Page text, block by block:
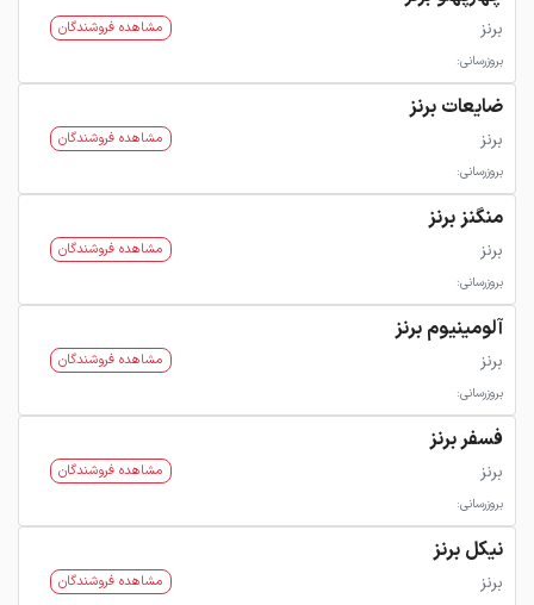
برنز
بروزرسانی:
مشاهده فروشندگان
ضایعات برنز
برنز
بروزرسانی:
مشاهده فروشندگان
منگنز برنز
برنز
بروزرسانی:
مشاهده فروشندگان
آلومینیوم برنز
برنز
بروزرسانی:
مشاهده فروشندگان
فسفر برنز
برنز
بروزرسانی:
مشاهده فروشندگان
نیکل برنز
برنز مشاهده فروشندگان